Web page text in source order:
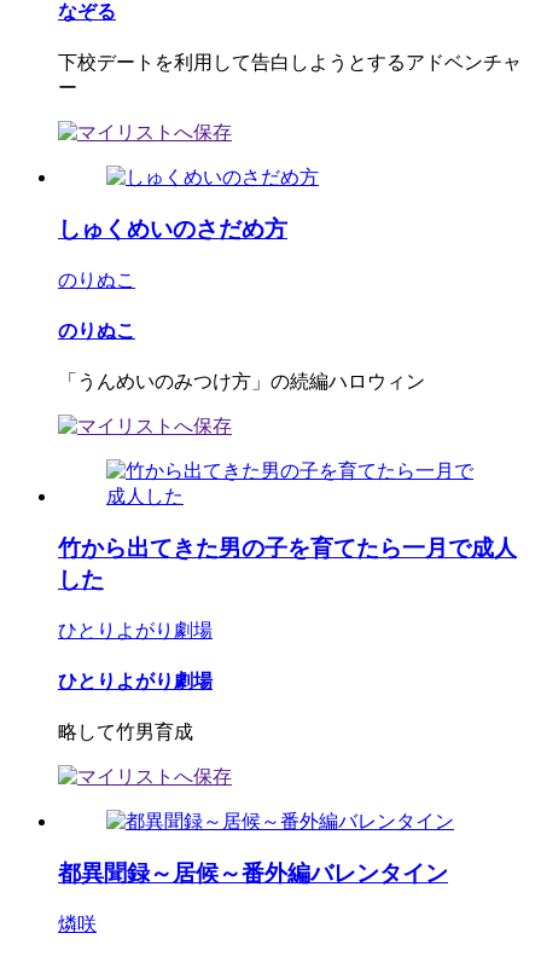
なぞる
下校デートを利用して告白しようとするアドベンチャ
ー
しゅくめいのさだめ方
のりぬこ
のりぬこ
「うんめいのみつけ方」の続編ハロウィン
竹から出てきた男の子を育てたら一月で成人
した
ひとりよがり劇場
ひとりよがり劇場
略して竹男育成
都異聞録～居候～番外編バレンタイン
燐咲